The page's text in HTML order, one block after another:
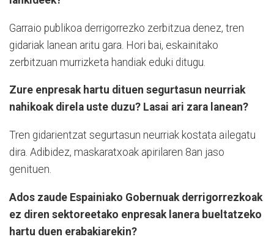
Garraio publikoa derrigorrezko zerbitzua denez, tren
gidariak lanean aritu gara. Hori bai, eskainitako
zerbitzuan murrizketa handiak eduki ditugu.
Zure enpresak hartu dituen segurtasun neurriak
nahikoak direla uste duzu? Lasai ari zara lanean?
Tren gidarientzat segurtasun neurriak kostata ailegatu
dira. Adibidez, maskaratxoak apirilaren 8an jaso
genituen.
Ados zaude Espainiako Gobernuak derrigorrezkoak
ez diren sektoreetako enpresak lanera bueltatzeko
hartu duen erabakiarekin?